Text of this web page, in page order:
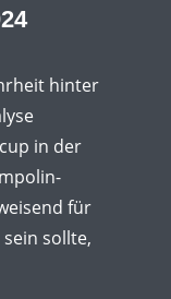
hinter
in der
für
sollte,